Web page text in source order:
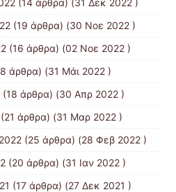
(19 άρθρα) (30 Νοε 2022 )
(16 άρθρα) (02 Νοε 2022 )
άρθρα) (31 Μάι 2022 )
(18 άρθρα) (30 Απρ 2022 )
(21 άρθρα) (31 Μαρ 2022 )
(25 άρθρα) (28 Φεβ 2022 )
(20 άρθρα) (31 Ιαν 2022 )
(17 άρθρα) (27 Δεκ 2021 )